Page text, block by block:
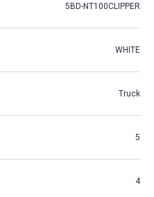
5BD-NT100CLIPPER
WHITE
Truck
5
4